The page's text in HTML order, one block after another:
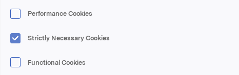
dag tegnet seg for 132 078 878 aksjer til en
tegningskurs pr aksje på NOK 12,10 i
fortrinnsrettsemisjonen i REC. Som det fremgår av
børsmelding tidligere i dag har Orkla ASA fått
Performance Cookies
Strictly Necessary Cookies
Functional Cookies